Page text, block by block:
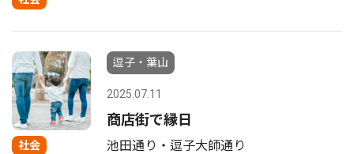
社会
逗子・葉山
2025.07.11
商店街で縁日
池田通り・逗子大師通り